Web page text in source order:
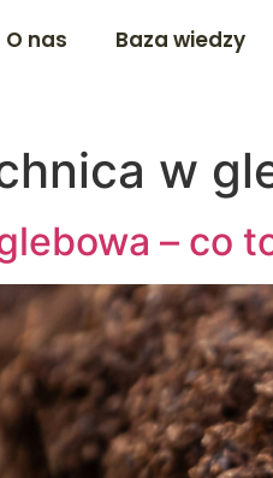
O nas Baza wiedzy
w
– co